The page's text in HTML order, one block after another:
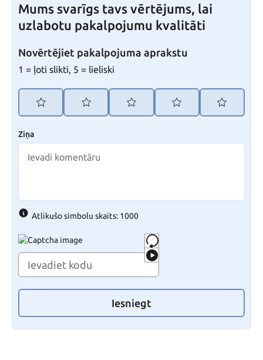
Mums svarīgs tavs vērtējums, lai
uzlabotu pakalpojumu kvalitāti
Novērtējiet pakalpojuma aprakstu
1 = ļoti slikti, 5 = lieliski
Ziņa
Atlikušo simbolu skaits: 1000
Iesniegt